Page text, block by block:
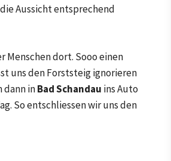
Aussicht entsprechend
dort. Sooo einen
uns den Forststeig ignorieren
dann inBad Schandau ins Auto
So entschliessen wir uns den